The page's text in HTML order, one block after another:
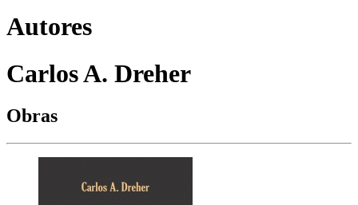
Autores
Carlos A. Dreher
Obras